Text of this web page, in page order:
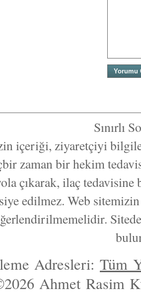
Sınırlı
içeriği, ziyaretçiyi
zaman bir hekim
çıkarak, ilaç
edilmez. Web
Adresleri:Tüm
Ahmet Rasim